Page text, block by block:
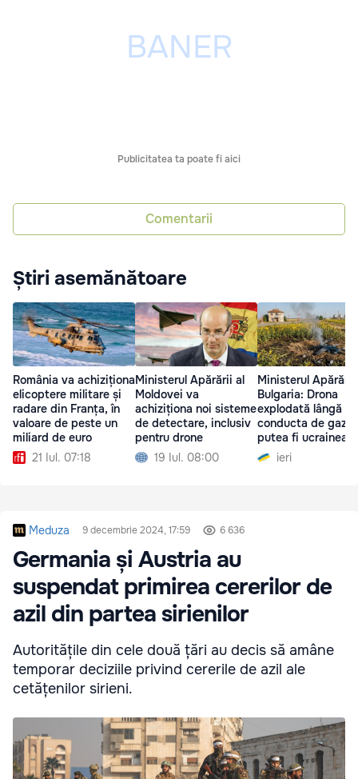
Publicitatea ta poate fi aici
Comentarii
Știri asemănătoare
România va achiziționa
elicoptere militare și
radare din Franța, în
valoare de peste un
miliard de euro
21 Iul. 07:18
Ministerul Apărării al
Moldovei va
achiziționa noi sisteme
de detectare, inclusiv
pentru drone
19 Iul. 08:00
Ministerul Apărării
Bulgaria: Drona
explodată lângă
conducta de gaze
putea fi
ieri
Meduza 9 decembrie 2024, 17:59 6 636
Germania și Austria au
suspendat primirea cererilor de
azil din partea sirienilor
Autoritățile din cele două țări au decis să amâne
temporar deciziile privind cererile de azil ale
cetățenilor sirieni.